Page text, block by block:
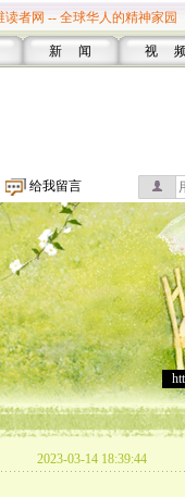
读者网 -- 全球华人的精神家园
新 闻 视
给我留言
2023-03-14 18:39:44